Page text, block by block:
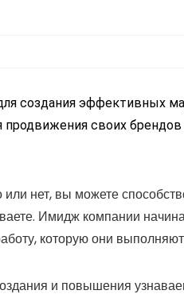
создания эффективных
своих брендов
или нет, вы можете
Имидж компании
которую они
и повышения